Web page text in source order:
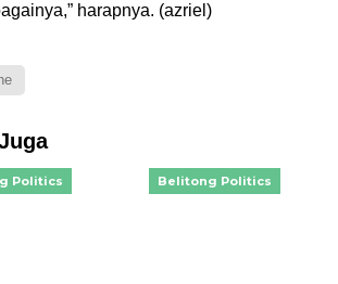
harapnya. (azriel)
Politics Belitong Politics